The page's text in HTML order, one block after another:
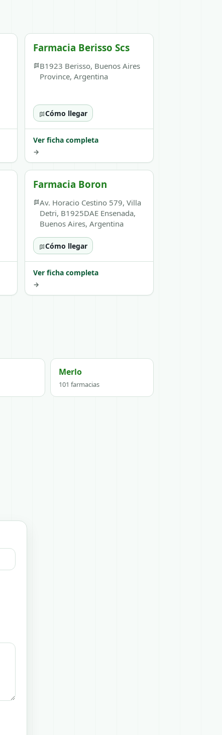
Farmacia Berisso Scs
B1923 Berisso, Buenos Aires
Province, Argentina
Cómo llegar
Ver ficha completa
→
Farmacia Boron
Av. Horacio Cestino 579, Villa
Detri, B1925DAE Ensenada,
Buenos Aires, Argentina
Cómo llegar
Ver ficha completa
→
Merlo
101 farmacias